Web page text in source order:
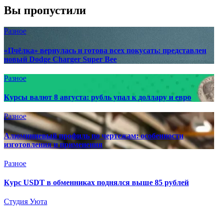
Вы пропустили
Разное
«Пчёлка» вернулась и готова всех покусать: представлен
новый Dodge Charger Super Bee
Разное
Курсы валют 8 августа: рубль упал к доллару и евро
Разное
Алюминиевый профиль по чертежам: особенности
изготовления и применения
Разное
Курс USDT в обменниках поднялся выше 85 рублей
Студия Уюта